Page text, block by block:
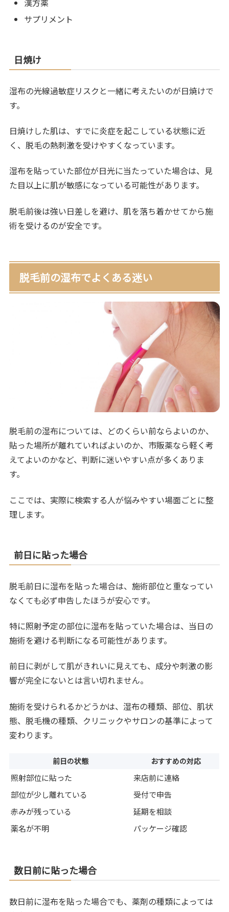
漢方薬
サプリメント
日焼け
湿布の光線過敏症リスクと一緒に考えたいのが日焼けで
す。
日焼けした肌は、すでに炎症を起こしている状態に近
く、脱毛の熱刺激を受けやすくなっています。
湿布を貼っていた部位が日光に当たっていた場合は、見
た目以上に肌が敏感になっている可能性があります。
脱毛前後は強い日差しを避け、肌を落ち着かせてから施
術を受けるのが安全です。
脱毛前の湿布でよくある迷い
脱毛前の湿布については、どのくらい前ならよいのか、
貼った場所が離れていればよいのか、市販薬なら軽く考
えてよいのかなど、判断に迷いやすい点が多くありま
す。
ここでは、実際に検索する人が悩みやすい場面ごとに整
理します。
前日に貼った場合
脱毛前日に湿布を貼った場合は、施術部位と重なってい
なくても必ず申告したほうが安心です。
特に照射予定の部位に湿布を貼っていた場合は、当日の
施術を避ける判断になる可能性があります。
前日に剥がして肌がきれいに見えても、成分や刺激の影
響が完全にないとは言い切れません。
施術を受けられるかどうかは、湿布の種類、部位、肌状
態、脱毛機の種類、クリニックやサロンの基準によって
変わります。
前日の状態 おすすめの対応
照射部位に貼った
来店前に連絡
部位が少し離れている
受付で申告
赤みが残っている
延期を相談
薬名が不明
パッケージ確認
数日前に貼った場合
数日前に湿布を貼った場合でも、薬剤の種類によっては